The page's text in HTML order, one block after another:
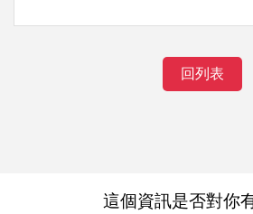
回列表
這個資訊是否對你